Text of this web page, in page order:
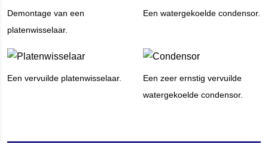
Demontage van een
platenwisselaar.
Een watergekoelde condensor.
Een vervuilde platenwisselaar.
Een zeer ernstig vervuilde
watergekoelde condensor.